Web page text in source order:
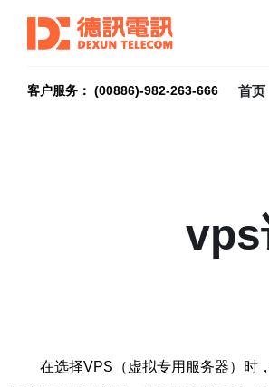
客户服务： (00886)-982-263-666 首页
vps
在选择VPS（虚拟专用服务器）时